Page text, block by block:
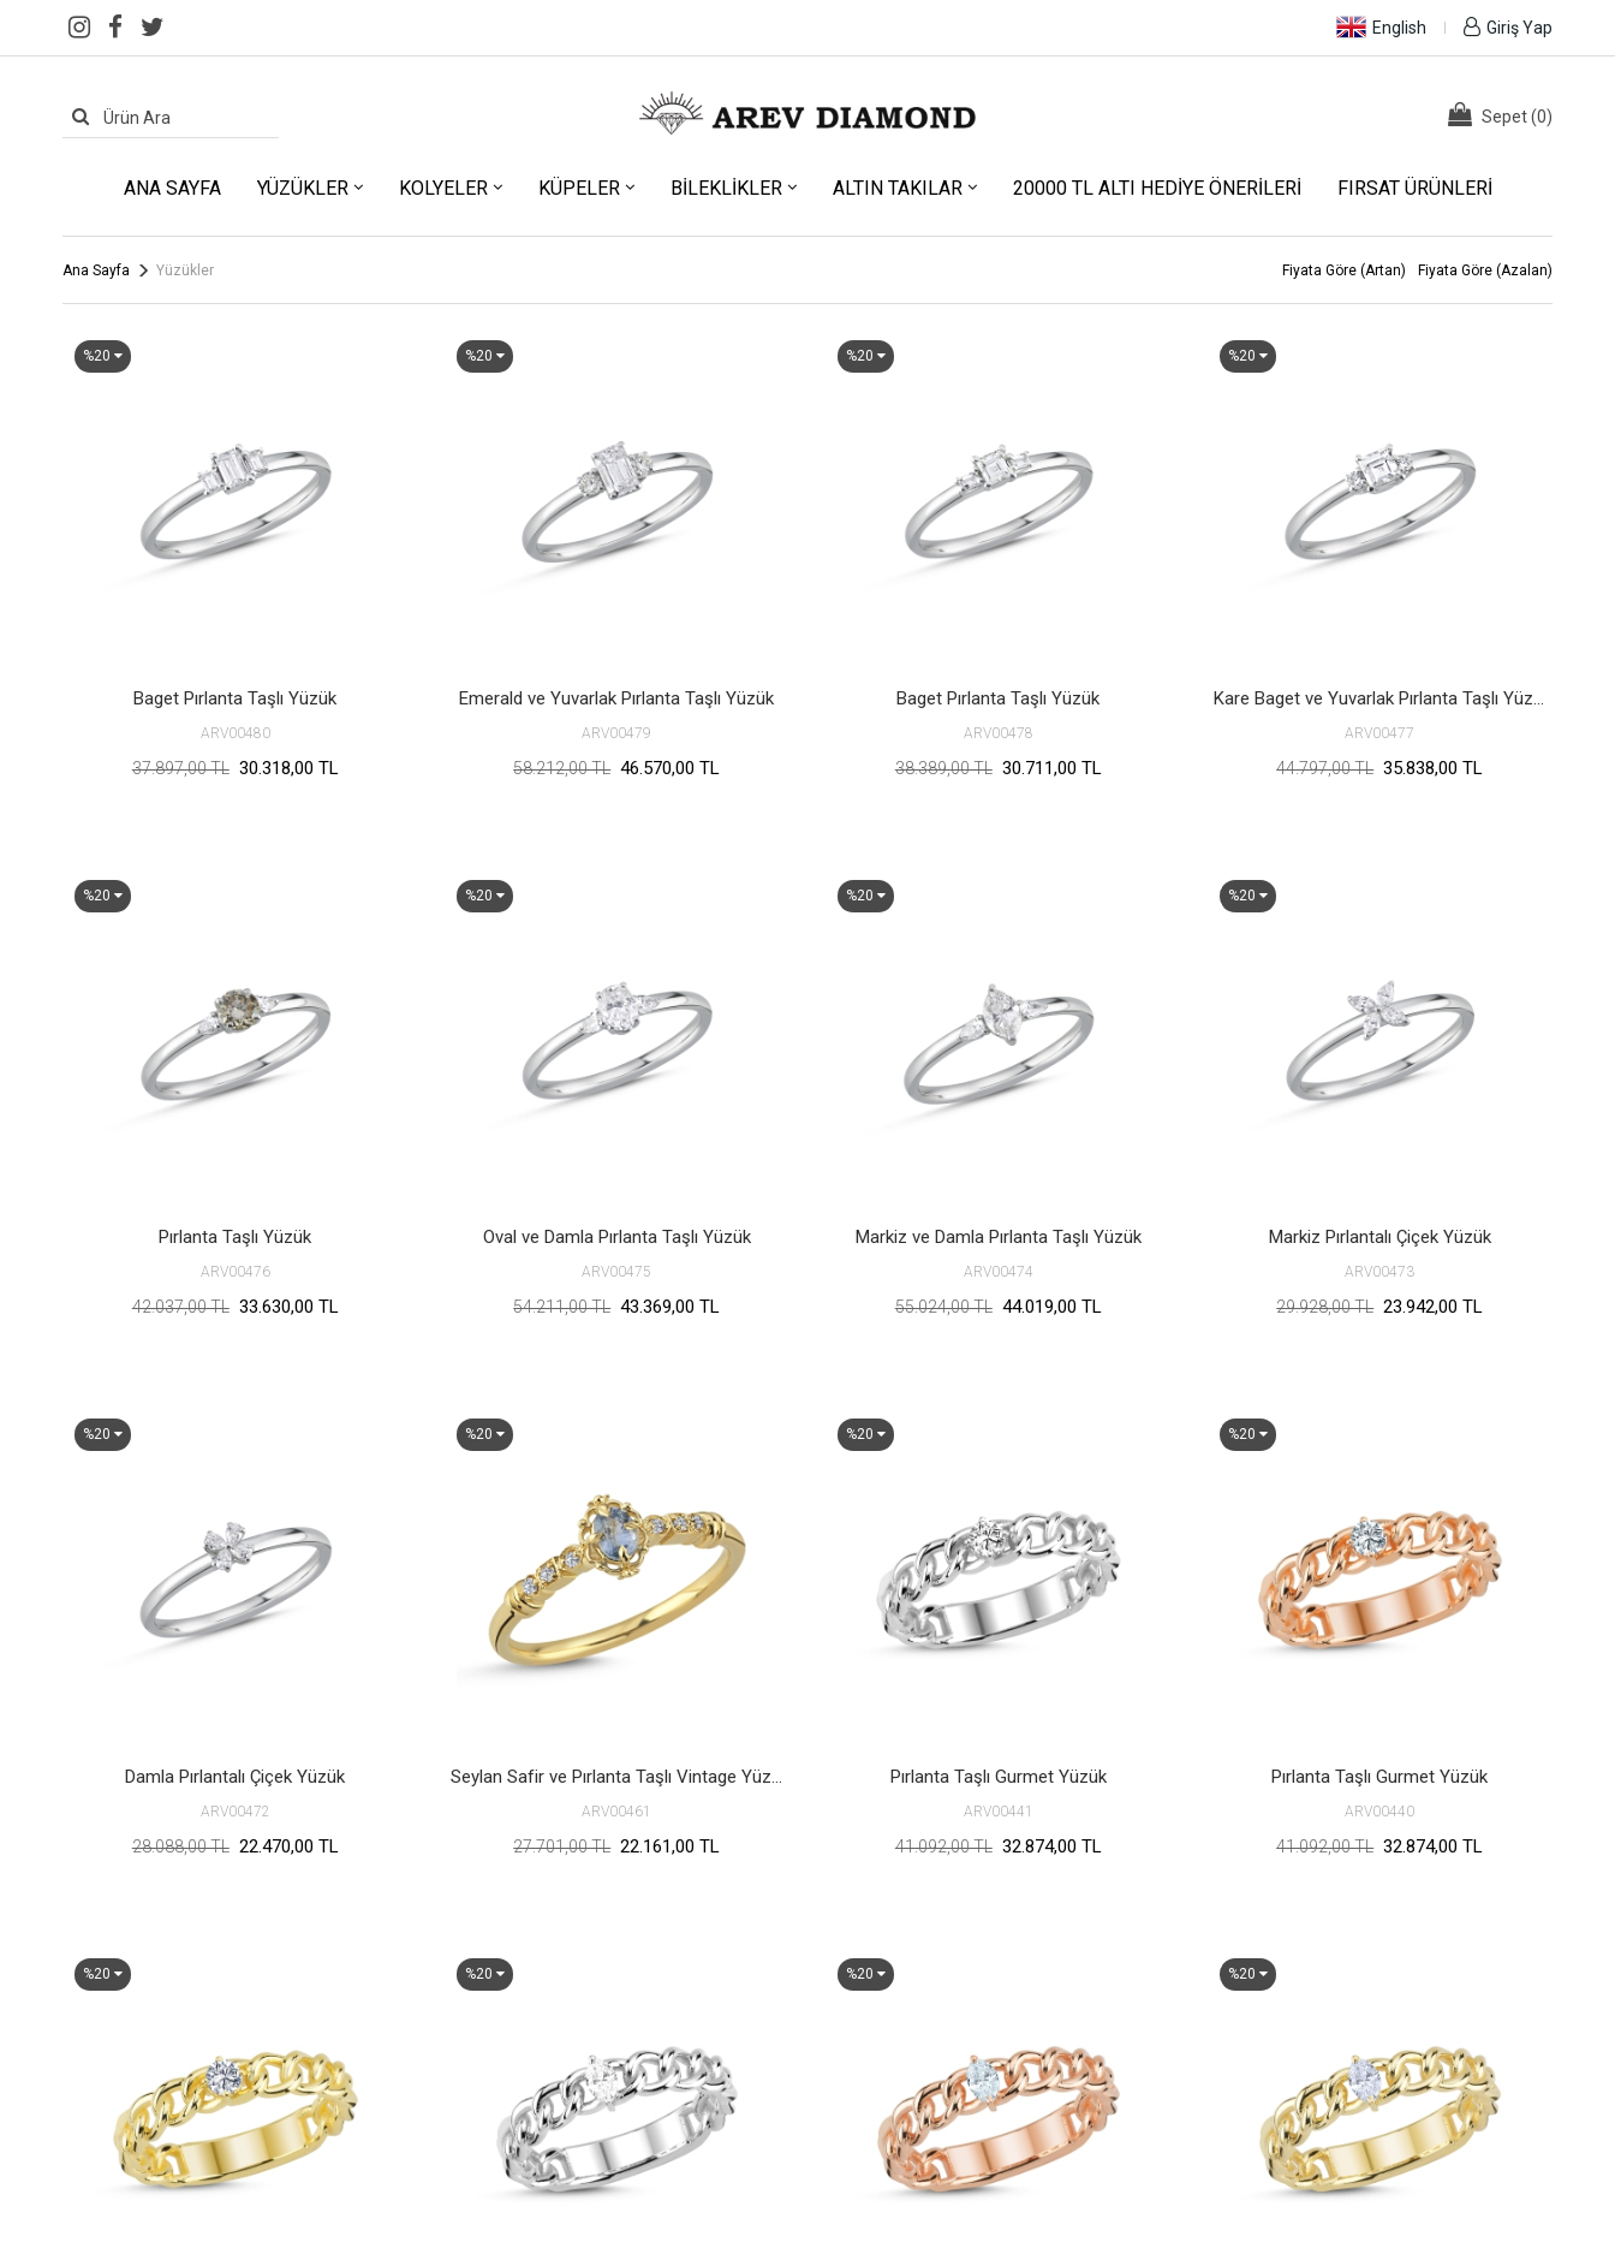
English Giriş Yap
Sepet(0)
ANA SAYFA YÜZÜKLER KOLYELER KÜPELER BILEKLIKLER ALTIN TAKILAR 20000 TL ALTI HEDIYE ÖNERILERI FIRSAT ÜRÜNLERI
Ana Sayfa Yüzükler Fiyata Göre (Artan) Fiyata Göre (Azalan)
%20
Baget Pırlanta Taşlı Yüzük
ARV00480
37.897,00 TL 30.318,00 TL
%20
Emerald ve Yuvarlak Pırlanta Taşlı Yüzük
ARV00479
58.212,00 TL 46.570,00 TL
%20
Baget Pırlanta Taşlı Yüzük
ARV00478
38.389,00 TL 30.711,00 TL
%20
ARV00477
44.797,00 TL 35.838,00 TL
%20
Pırlanta Taşlı Yüzük
ARV00476
42.037,00 TL 33.630,00 TL
%20
Oval ve Damla Pırlanta Taşlı Yüzük
ARV00475
54.211,00 TL 43.369,00 TL
%20
Markiz ve Damla Pırlanta Taşlı Yüzük
ARV00474
55.024,00 TL 44.019,00 TL
%20
Markiz Pırlantalı Çiçek Yüzük
ARV00473
29.928,00 TL 23.942,00 TL
%20
Damla Pırlantalı Çiçek Yüzük
ARV00472
28.088,00 TL 22.470,00 TL
%20
ARV00461
27.701,00 TL 22.161,00 TL
%20
Pırlanta Taşlı Gurmet Yüzük
ARV00441
41.092,00 TL 32.874,00 TL
%20
Pırlanta Taşlı Gurmet Yüzük
ARV00440
41.092,00 TL 32.874,00 TL
%20 %20 %20 %20